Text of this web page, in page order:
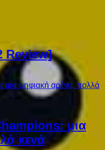
Review]
μια
κενά